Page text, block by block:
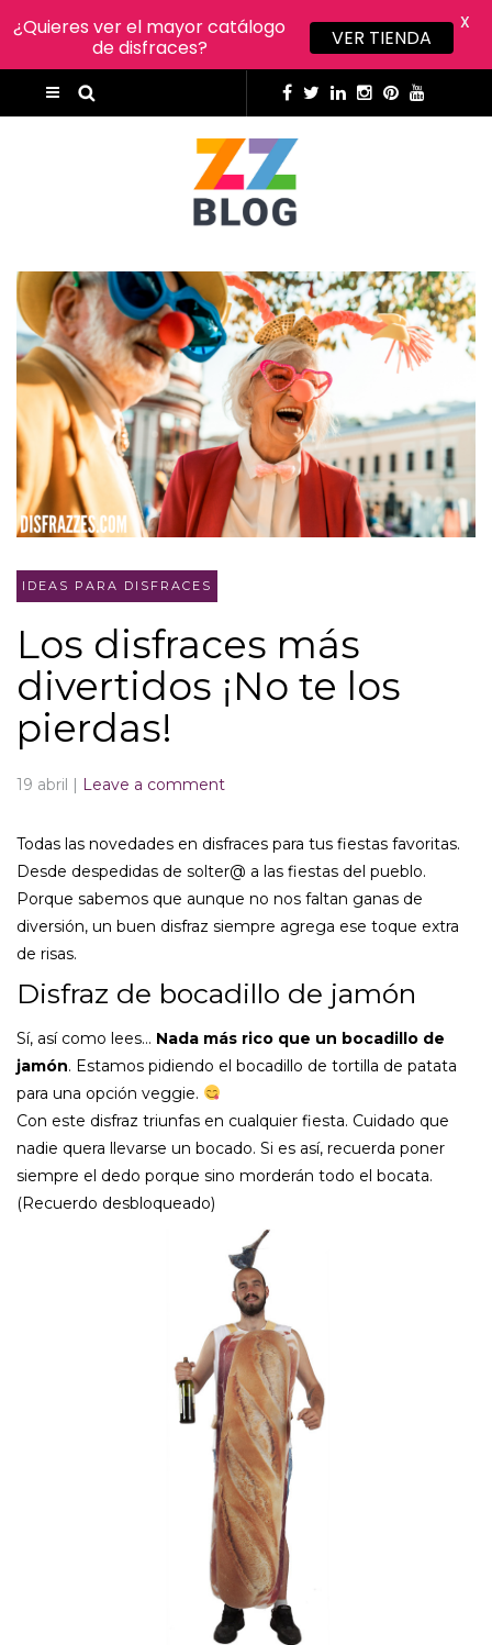
IDEAS PARA DISFRACES
Los disfraces más
divertidos ¡No te los
pierdas!
19 abril | Leave a comment
Todas las novedades en disfraces para tus fiestas favoritas.
Desde despedidas de solter@ a las fiestas del pueblo.
Porque sabemos que aunque no nos faltan ganas de
diversión, un buen disfraz siempre agrega ese toque extra
de risas.
Disfraz de bocadillo de jamón
Sí, así como lees… Nada más rico que un bocadillo de
jamón. Estamos pidiendo el bocadillo de tortilla de patata
para una opción veggie.
Con este disfraz triunfas en cualquier fiesta. Cuidado que
nadie quera llevarse un bocado. Si es así, recuerda poner
siempre el dedo porque sino morderán todo el bocata.
(Recuerdo desbloqueado)
¿Quieres ver el mayor catálogo
de disfraces?
VER TIENDA X